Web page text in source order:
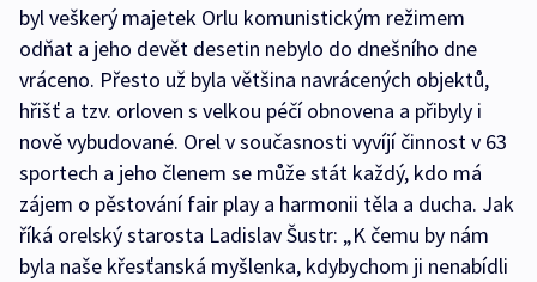
byl veškerý majetek Orlu komunistickým režimem
odňat a jeho devět desetin nebylo do dnešního dne
vráceno. Přesto už byla většina navrácených objektů,
hřišť a tzv. orloven s velkou péčí obnovena a přibyly i
nově vybudované. Orel v současnosti vyvíjí činnost v 63
sportech a jeho členem se může stát každý, kdo má
zájem o pěstování fair play a harmonii těla a ducha. Jak
říká orelský starosta Ladislav Šustr: „K čemu by nám
byla naše křesťanská myšlenka, kdybychom ji nenabídli